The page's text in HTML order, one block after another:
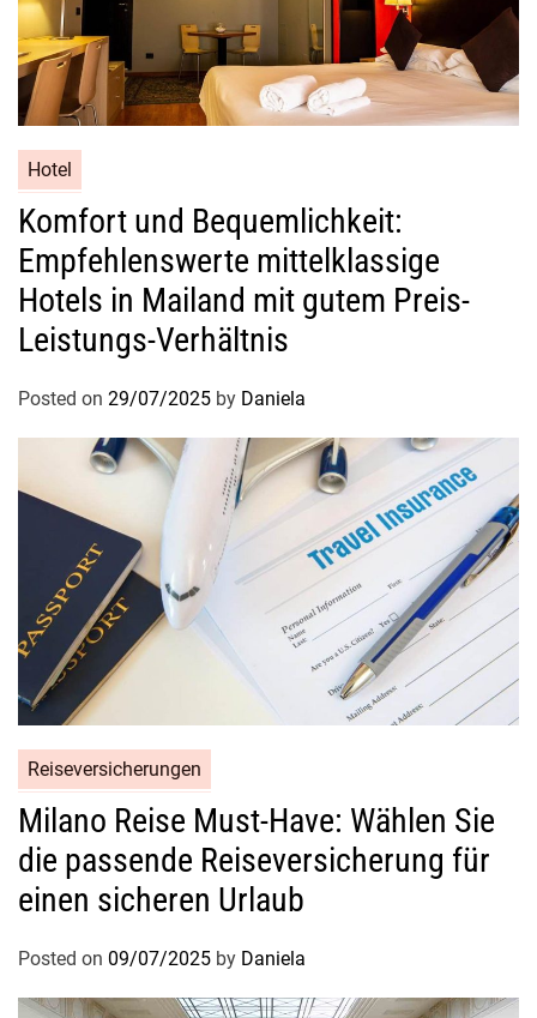
Hotel
Komfort und Bequemlichkeit:
Empfehlenswerte mittelklassige
Hotels in Mailand mit gutem Preis-
Leistungs-Verhältnis
Posted on 29/07/2025 by Daniela
Reiseversicherungen
Milano Reise Must-Have: Wählen Sie
die passende Reiseversicherung für
einen sicheren Urlaub
Posted on 09/07/2025 by Daniela